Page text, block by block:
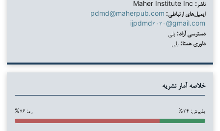
ناشر:
ایمیل‌های ارتباطی: pdmd@maherpub.com
ijpdmd۲۰۲۰@gmail.com
دسترسی آزاد: بلی
داوری همتا: بلی
خلاصه آمار نشریه
پذیرش: ۲۴% رد: ۷۶%